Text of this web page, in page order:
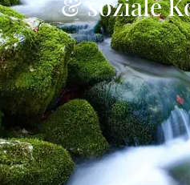
& soziale